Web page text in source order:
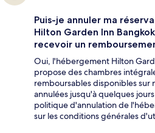
Puis-je annuler ma
Hilton Garden Inn
recevoir un
Oui, l'hébergement Hilton
propose des chambres
remboursables disponibles
annulées jusqu'à quelques
politique d'annulation de
sur les conditions générales